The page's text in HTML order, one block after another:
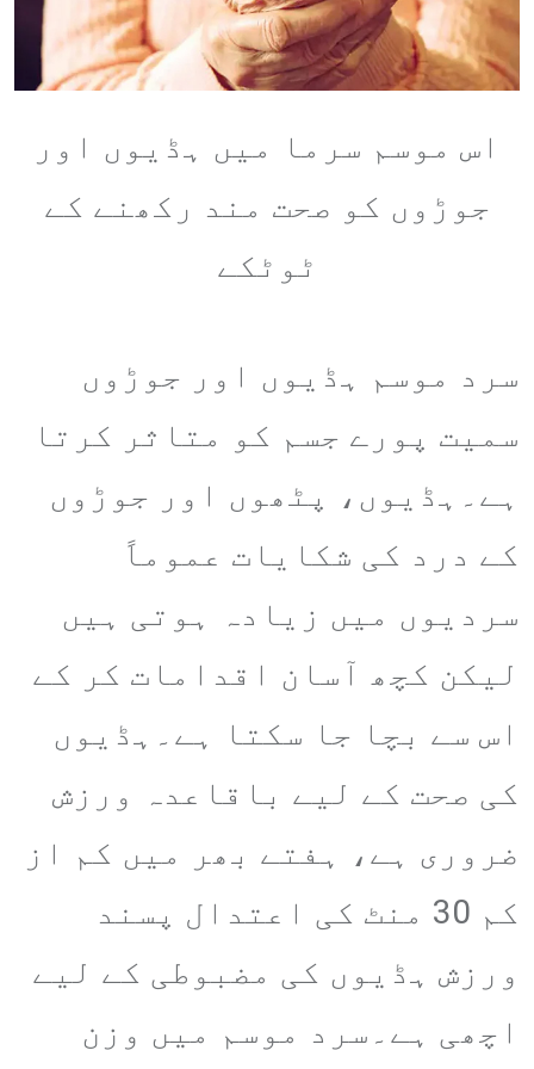
اس موسم سرما میں ہڈیوں اور
جوڑوں کو صحت مند رکھنے کے
ٹوٹکے
سرد موسم ہڈیوں اور جوڑوں
سمیت پورے جسم کو متاثر کرتا
ہے۔ہڈیوں، پٹھوں اور جوڑوں
کے درد کی شکایات عموماً
سردیوں میں زیادہ ہوتی ہیں
لیکن کچھ آسان اقدامات کر کے
اس سے بچا جا سکتا ہے۔ہڈیوں
کی صحت کے لیے باقاعدہ ورزش
ضروری ہے، ہفتے بھر میں کم از
کم 30 منٹ کی اعتدال پسند
ورزش ہڈیوں کی مضبوطی کے لیے
اچھی ہے۔سرد موسم میں وزن